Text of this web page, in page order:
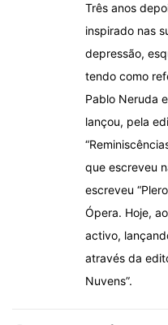
Três anos
inspirado nas
depressão,
tendo como
Pablo Neruda
lançou, pela
que escreveu
escreveu
Ópera. Hoje,
activo,
através da
Nuvens”.